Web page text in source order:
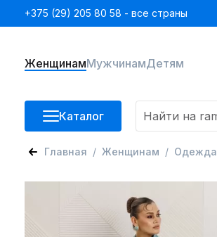
+375 (29) 205 80 58 - все страны
ЖенщинамМужчинамДетям
Каталог
Главная Женщинам Одежда